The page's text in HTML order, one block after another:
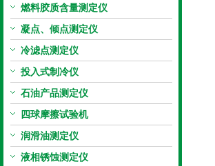
燃料胶质含量测定仪
凝点、倾点测定仪
冷滤点测定仪
投入式制冷仪
石油产品测定仪
四球摩擦试验机
润滑油测定仪
液相锈蚀测定仪